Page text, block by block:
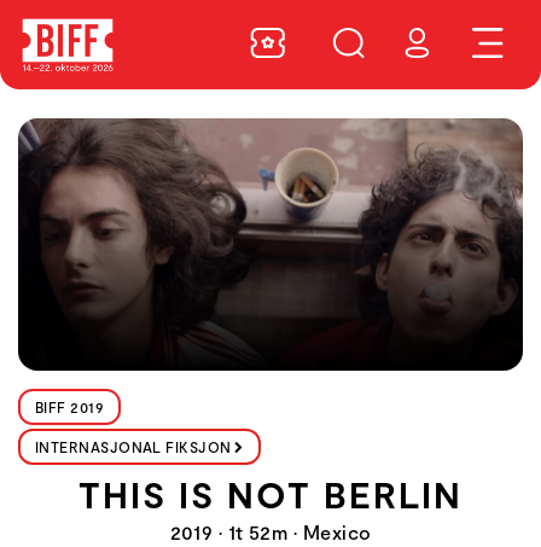
BIFF 2019
INTERNASJONAL FIKSJON
THIS IS NOT BERLIN
2019 • 1t 52m • Mexico